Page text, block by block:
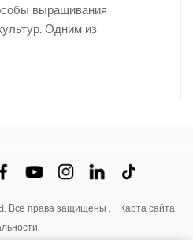
выращивания
Одним из
для распыления
Давайте подробнее
для чайного сада
Они могут
и усилия фермеров.
Все права защищены .
Карта сайта